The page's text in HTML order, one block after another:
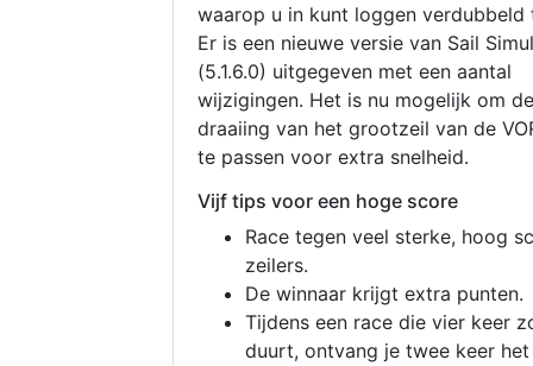
waarop u in kunt loggen verdubbeld
Er is een nieuwe versie van Sail
(5.1.6.0) uitgegeven met een aantal
wijzigingen. Het is nu mogelijk om de
draaiing van het grootzeil van de
te passen voor extra snelheid.
Vijf tips voor een hoge score
Race tegen veel sterke, hoog
zeilers.
De winnaar krijgt extra punten.
Tijdens een race die vier keer
duurt, ontvang je twee keer